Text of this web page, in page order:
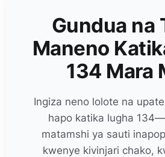
Gundua na
Maneno
134 Mara
Ingiza neno lolote na
hapo katika lugha
matamshi ya sauti
kwenye kivinjari chako,